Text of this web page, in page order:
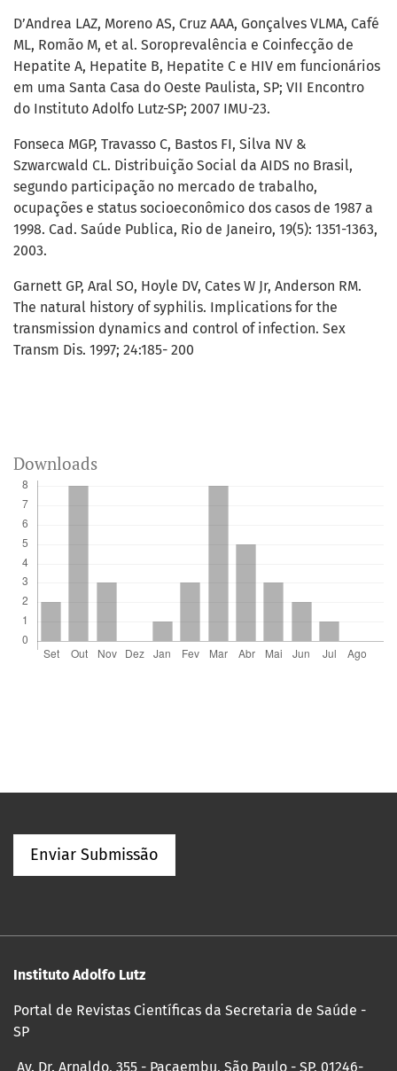
D’Andrea LAZ, Moreno AS, Cruz AAA, Gonçalves VLMA, Café
ML, Romão M, et al. Soroprevalência e Coinfecção de
Hepatite A, Hepatite B, Hepatite C e HIV em funcionários
em uma Santa Casa do Oeste Paulista, SP; VII Encontro
do Instituto Adolfo Lutz-SP; 2007 IMU-23.
Fonseca MGP, Travasso C, Bastos FI, Silva NV &
Szwarcwald CL. Distribuição Social da AIDS no Brasil,
segundo participação no mercado de trabalho,
ocupações e status socioeconômico dos casos de 1987 a
1998. Cad. Saúde Publica, Rio de Janeiro, 19(5): 1351-1363,
2003.
Garnett GP, Aral SO, Hoyle DV, Cates W Jr, Anderson RM.
The natural history of syphilis. Implications for the
transmission dynamics and control of infection. Sex
Transm Dis. 1997; 24:185- 200
Downloads
Enviar Submissão
Instituto Adolfo Lutz
Portal de Revistas Científicas da Secretaria de Saúde -
SP
Av. Dr. Arnaldo, 355 - Pacaembu, São Paulo - SP, 01246-